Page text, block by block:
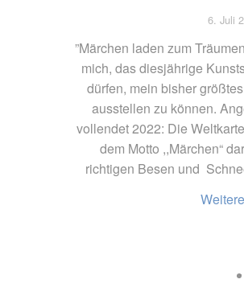
6. Juli
”Märchen laden zum
mich, das diesjährige
dürfen, mein bisher
ausstellen zu können.
vollendet 2022: Die
dem Motto ,,Märchen“
richtigen Besen und